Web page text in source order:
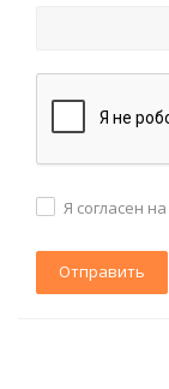
Я согласен на